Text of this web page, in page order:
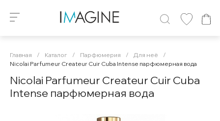
Главная / Каталог / Парфюмерия / Для неё
/
Nicolai Parfumeur Createur Cuir Cuba Intense парфюмерная вода
Nicolai Parfumeur Createur Cuir Cuba
Intense парфюмерная вода